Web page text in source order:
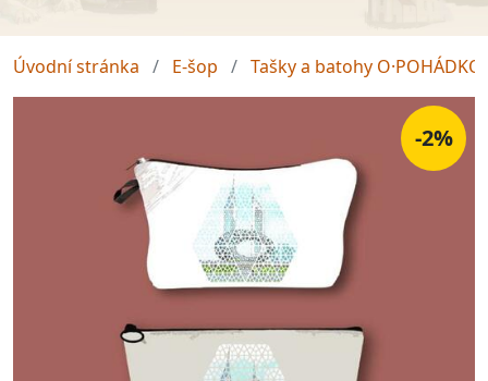
Úvodní stránka E-šop Tašky a batohy
-2%